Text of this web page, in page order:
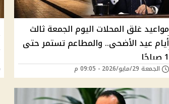
مواعيد غلق المحلات اليوم الجمعة ثالث
أيام عيد الأضحى.. والمطاعم تستمر حتى
1 صباحًا
الجمعة 29/مايو/2026 - 09:05 م